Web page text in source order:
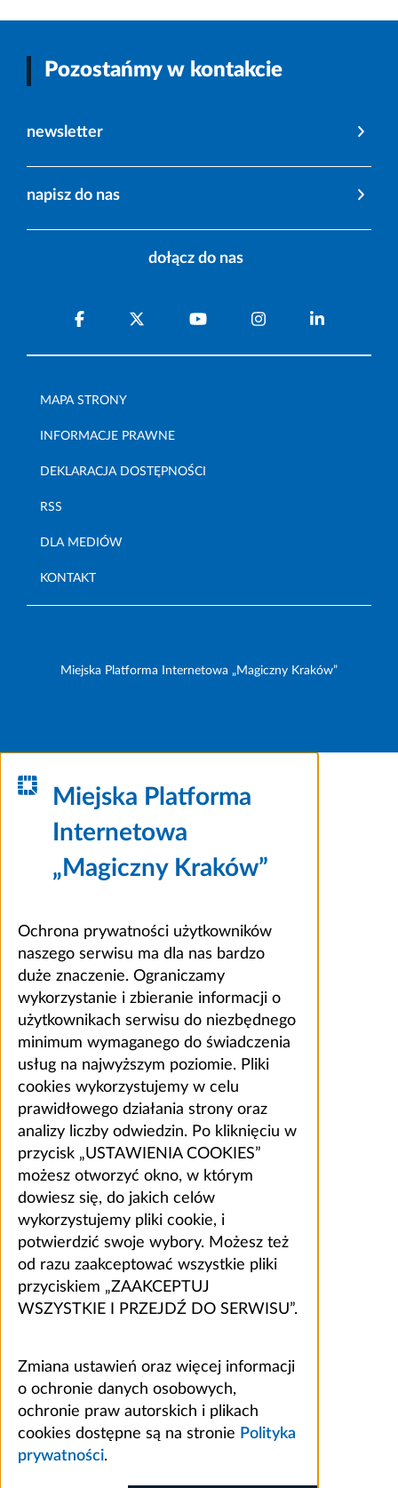
Pozostańmy w kontakcie
newsletter
napisz do nas
dołącz do nas
MAPA STRONY
INFORMACJE PRAWNE
DEKLARACJA DOSTĘPNOŚCI
RSS
DLA MEDIÓW
KONTAKT
Miejska Platforma Internetowa „Magiczny Kraków”
Miejska Platforma
Internetowa
„Magiczny Kraków”
Ochrona prywatności użytkowników
naszego serwisu ma dla nas bardzo
duże znaczenie. Ograniczamy
wykorzystanie i zbieranie informacji o
użytkownikach serwisu do niezbędnego
minimum wymaganego do świadczenia
usług na najwyższym poziomie. Pliki
cookies wykorzystujemy w celu
prawidłowego działania strony oraz
analizy liczby odwiedzin. Po kliknięciu w
przycisk „USTAWIENIA COOKIES”
możesz otworzyć okno, w którym
dowiesz się, do jakich celów
wykorzystujemy pliki cookie, i
potwierdzić swoje wybory. Możesz też
od razu zaakceptować wszystkie pliki
przyciskiem „ZAAKCEPTUJ
WSZYSTKIE I PRZEJDŹ DO SERWISU”.
Zmiana ustawień oraz więcej informacji
o ochronie danych osobowych,
ochronie praw autorskich i plikach
cookies dostępne są na stronie Polityka
prywatności.